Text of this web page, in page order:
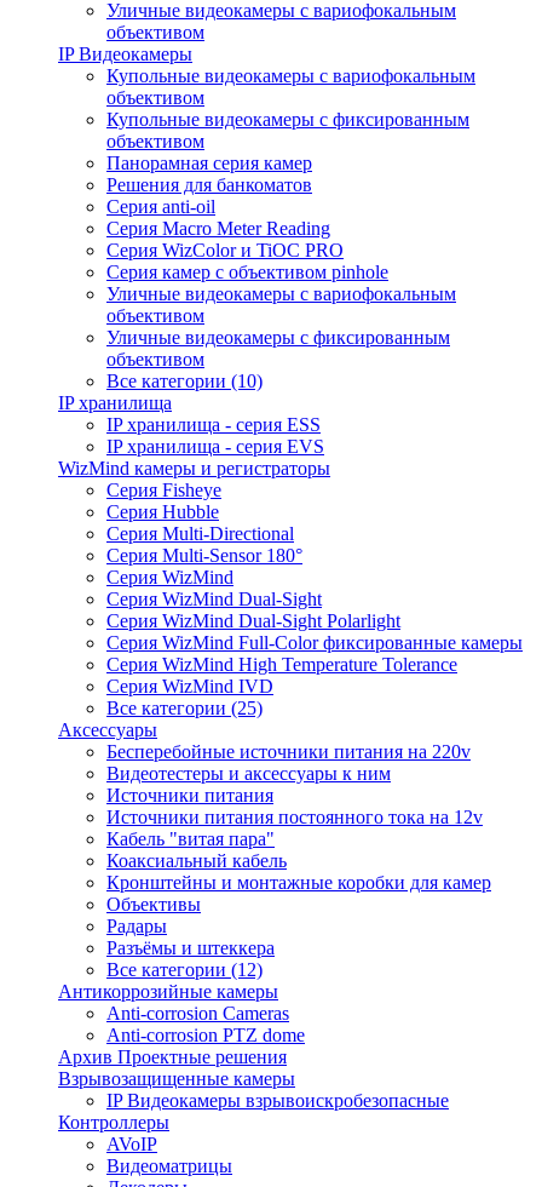
Уличные видеокамеры с вариофокальным
объективом
IP Видеокамеры
Купольные видеокамеры с вариофокальным
объективом
Купольные видеокамеры с фиксированным
объективом
Панорамная серия камер
Решения для банкоматов
Серия anti-oil
Серия Macro Meter Reading
Серия WizColor и TiOC PRO
Серия камер с объективом pinhole
Уличные видеокамеры с вариофокальным
объективом
Уличные видеокамеры с фиксированным
объективом
Все категории (10)
IP хранилища
IP хранилища - серия ESS
IP хранилища - серия EVS
WizMind камеры и регистраторы
Серия Fisheye
Серия Hubble
Серия Multi-Directional
Серия Multi-Sensor 180°
Серия WizMind
Серия WizMind Dual-Sight
Серия WizMind Dual-Sight Polarlight
Серия WizMind Full-Color фиксированные камеры
Серия WizMind High Temperature Tolerance
Серия WizMind IVD
Все категории (25)
Аксессуары
Бесперебойные источники питания на 220v
Видеотестеры и аксессуары к ним
Источники питания
Источники питания постоянного тока на 12v
Кабель "витая пара"
Коаксиальный кабель
Кронштейны и монтажные коробки для камер
Объективы
Радары
Разъёмы и штеккера
Все категории (12)
Антикоррозийные камеры
Anti-corrosion Cameras
Anti-corrosion PTZ dome
Архив Проектные решения
Взрывозащищенные камеры
IP Видеокамеры взрывоискробезопасные
Контроллеры
AVoIP
Видеоматрицы